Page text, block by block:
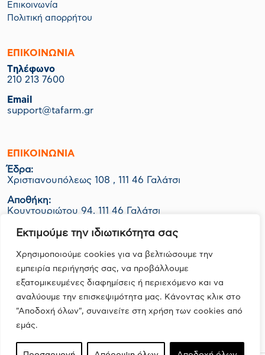
Εκτιμούμε την ιδιωτικότητα σας
Χρησιμοποιούμε cookies για να βελτιώσουμε την
εμπειρία περιήγησής σας, να προβάλλουμε
εξατομικευμένες διαφημίσεις ή περιεχόμενο και να
αναλύουμε την επισκεψιμότητα μας. Κάνοντας κλικ στο
"Αποδοχή όλων", συναινείτε στη χρήση των cookies από
εμάς.
Επικοινωνία
Πολιτική απορρήτου
ΕΠΙΚΟΙΝΩΝΙΑ
Tηλέφωνο
210 213 7600
Email
support@tafarm.gr
ΕΠΙΚΟΙΝΩΝΊΑ
Έδρα:
Χριστιανουπόλεως 108 , 111 46 Γαλάτσι
Αποθήκη:
Κουντουριώτου 94, 111 46 Γαλάτσι
Εργοστάσιο-Logistics:
ΒΙΟ.ΠΑ Κερατέας Ο.Τ. 1048 Οικ. 06Ν, 190 01 Ζαπάνι
FOLLOW US